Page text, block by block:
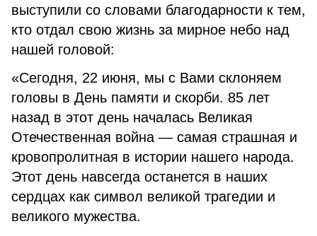
выступили со словами благодарности к тем,
кто отдал свою жизнь за мирное небо над
нашей головой:
«Сегодня, 22 июня, мы с Вами склоняем
головы в День памяти и скорби. 85 лет
назад в этот день началась Великая
Отечественная война — самая страшная и
кровопролитная в истории нашего народа.
Этот день навсегда останется в наших
сердцах как символ великой трагедии и
великого мужества.